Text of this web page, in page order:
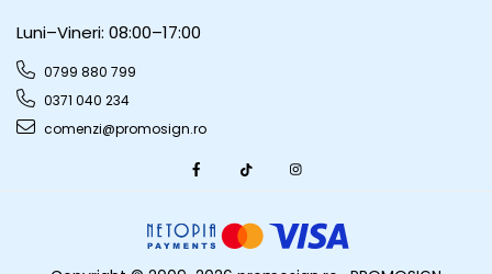
Luni–Vineri: 08:00–17:00
0799 880 799
0371 040 234
comenzi@promosign.ro